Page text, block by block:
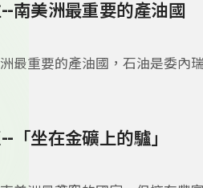
南美洲最重要的產油國
最重要的產油國，石油是委內
「坐在金礦上的驢」